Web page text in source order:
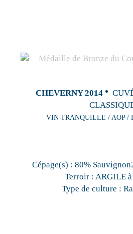
CHEVERNY 2014
VIN TRANQUILLE / AOP /
Cépage(s) : 80%
Terroir : ARGILE
Type de culture :